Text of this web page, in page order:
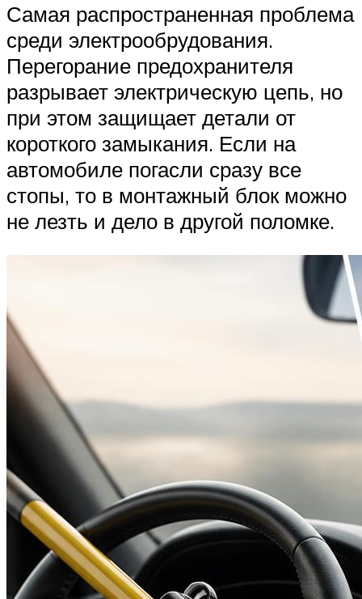
Самая распространенная проблема
среди электрообрудования.
Перегорание предохранителя
разрывает электрическую цепь, но
при этом защищает детали от
короткого замыкания. Если на
автомобиле погасли сразу все
стопы, то в монтажный блок можно
не лезть и дело в другой поломке.